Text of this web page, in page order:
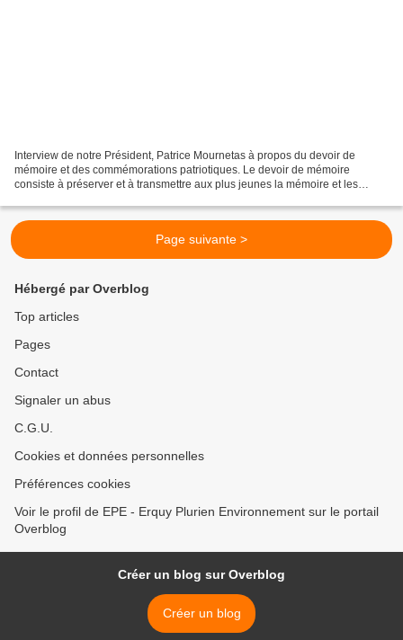
Interview de notre Président, Patrice Mournetas à propos du devoir de
mémoire et des commémorations patriotiques. Le devoir de mémoire
consiste à préserver et à transmettre aux plus jeunes la mémoire et les
Page suivante >
Hébergé par Overblog
Top articles
Pages
Contact
Signaler un abus
C.G.U.
Cookies et données personnelles
Préférences cookies
Voir le profil de EPE - Erquy Plurien Environnement sur le portail
Overblog
Créer un blog sur Overblog
Créer un blog